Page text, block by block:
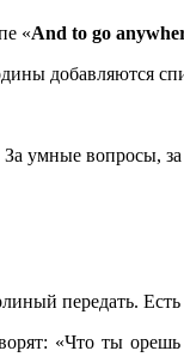
«And to go
добавляются
умные вопросы,
передать.
«Что ты